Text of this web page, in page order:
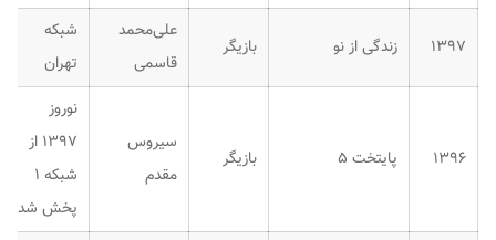
۱۳۹۷ زندگی از نو بازیگر
علی‌محمد
قاسمی
شبکه
تهران
۱۳۹۶ پایتخت ۵ بازیگر
سیروس
مقدم
نوروز
۱۳۹۷ از
شبکه ۱
پخش شد.